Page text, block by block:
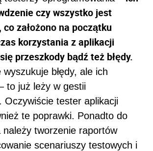
czy wszystko jest
założono na początku
korzystania z aplikacji
przeszkody bądź też błędy.
błędy, ale ich
to już leży w gestii
Oczywiście tester aplikacji
te poprawki. Ponadto do
należy tworzenie raportów
scenariuszy testowych i